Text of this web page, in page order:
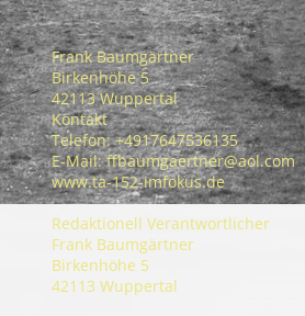
Frank Baumgärtner
Birkenhöhe 5
42113 Wuppertal
Kontakt
Telefon: +4917647536135
E-Mail: ffbaumgaertner@aol.com
www.ta-152-imfokus.de
Redaktionell Verantwortlicher
Frank Baumgärtner
Birkenhöhe 5
42113 Wuppertal